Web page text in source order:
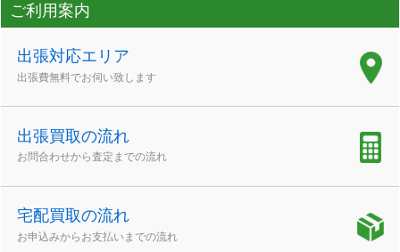
ご利用案内
出張対応エリア
出張費無料でお伺い致します
出張買取の流れ
お問合わせから査定までの流れ
宅配買取の流れ
お申込みからお支払いまでの流れ